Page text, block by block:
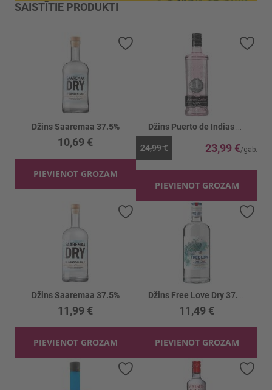
SAISTĪTIE PRODUKTI
Džins Saaremaa 37.5%
10,69 €
PIEVIENOT GROZAM
Pievienot vēlmju sarakstam
24,99 € 23,99 €
PIEVIENOT GROZAM
Džins Saaremaa 37.5%
11,99 €
PIEVIENOT GROZAM
Pievienot vēlmju sarakstam
11,49 €
PIEVIENOT GROZAM
Pievienot vēlmju sarakstam